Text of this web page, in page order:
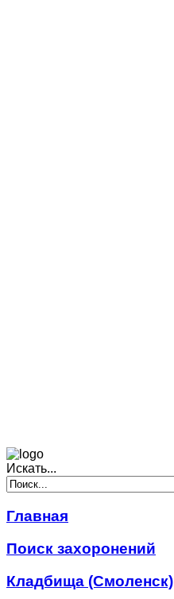
Искать...
Главная
Поиск захоронений
Кладбища (Смоленск)